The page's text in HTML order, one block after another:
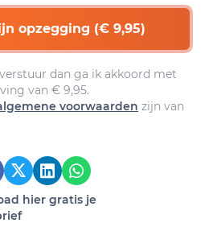
opzegging (€ 9,95)
dan ga ik akkoord met
van € 9,95.
voorwaarden zijn van
hier gratis je